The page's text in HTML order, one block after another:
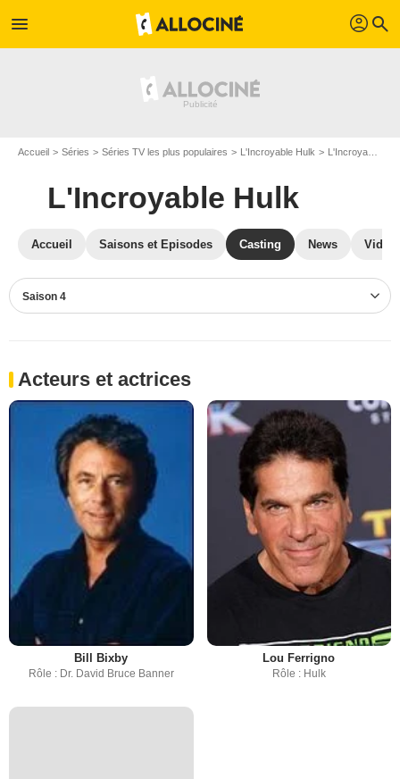
menu profil search
Accueil Séries Séries TV les plus populaires L'Incroyable Hulk L'Incroyable Hulk S04
L'Incroyable Hulk
Accueil Saisons et Episodes Casting News
Saison 4
Acteurs et actrices
Bill Bixby
Rôle : Dr. David Bruce Banner
Lou Ferrigno
Rôle : Hulk